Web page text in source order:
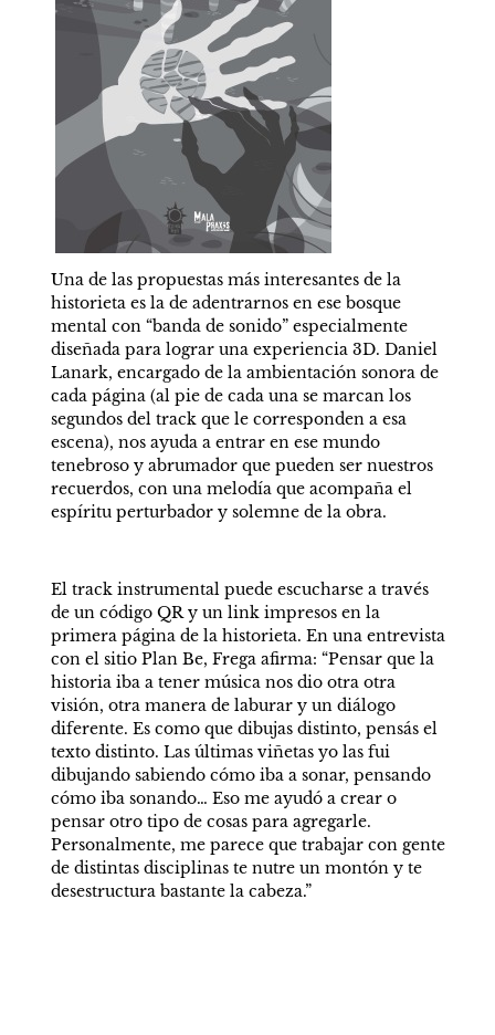
Una de las propuestas más interesantes de la
historieta es la de adentrarnos en ese bosque
mental con “banda de sonido” especialmente
diseñada para lograr una experiencia 3D. Daniel
Lanark, encargado de la ambientación sonora de
cada página (al pie de cada una se marcan los
segundos del track que le corresponden a esa
escena), nos ayuda a entrar en ese mundo
tenebroso y abrumador que pueden ser nuestros
recuerdos, con una melodía que acompaña el
espíritu perturbador y solemne de la obra.
El track instrumental puede escucharse a través
de un código QR y un link impresos en la
primera página de la historieta. En una entrevista
con el sitio Plan Be, Frega afirma: “Pensar que la
historia iba a tener música nos dio otra otra
visión, otra manera de laburar y un diálogo
diferente. Es como que dibujas distinto, pensás el
texto distinto. Las últimas viñetas yo las fui
dibujando sabiendo cómo iba a sonar, pensando
cómo iba sonando… Eso me ayudó a crear o
pensar otro tipo de cosas para agregarle.
Personalmente, me parece que trabajar con gente
de distintas disciplinas te nutre un montón y te
desestructura bastante la cabeza.”